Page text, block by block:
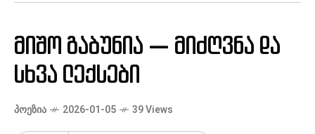
მიშო გაბუნია — მიძღვნა და
სხვა ლექსები
ᲞᲝᲔᲖᲘᲐ 2026-01-05 39 Views